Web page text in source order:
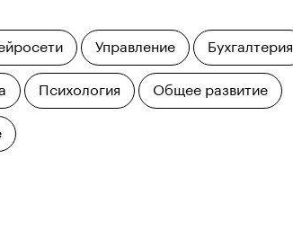
Управление Бухгалтерия
Психология Общее развитие